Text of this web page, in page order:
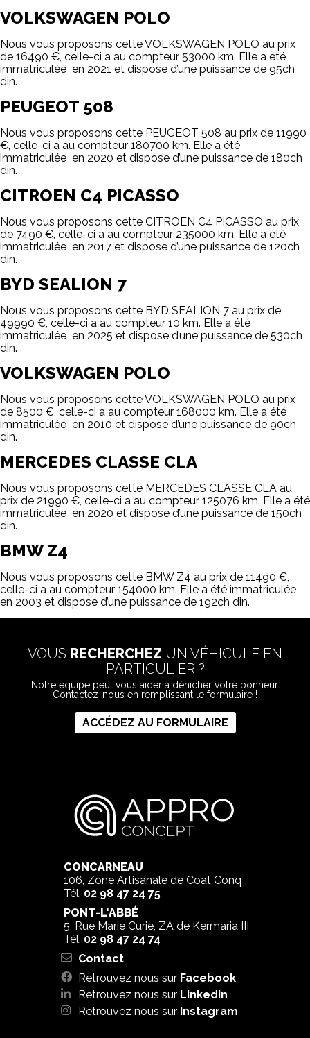
VOLKSWAGEN POLO
Nous vous proposons cette VOLKSWAGEN POLO au prix
de 16490 €, celle-ci a au compteur 53000 km. Elle a été
immatriculée en 2021 et dispose d’une puissance de 95ch
din.
PEUGEOT 508
Nous vous proposons cette PEUGEOT 508 au prix de 11990
€, celle-ci a au compteur 180700 km. Elle a été
immatriculée en 2020 et dispose d’une puissance de 180ch
din.
CITROEN C4 PICASSO
Nous vous proposons cette CITROEN C4 PICASSO au prix
de 7490 €, celle-ci a au compteur 235000 km. Elle a été
immatriculée en 2017 et dispose d’une puissance de 120ch
din.
BYD SEALION 7
Nous vous proposons cette BYD SEALION 7 au prix de
49990 €, celle-ci a au compteur 10 km. Elle a été
immatriculée en 2025 et dispose d’une puissance de 530ch
din.
VOLKSWAGEN POLO
Nous vous proposons cette VOLKSWAGEN POLO au prix
de 8500 €, celle-ci a au compteur 168000 km. Elle a été
immatriculée en 2010 et dispose d’une puissance de 90ch
din.
MERCEDES CLASSE CLA
Nous vous proposons cette MERCEDES CLASSE CLA au
prix de 21990 €, celle-ci a au compteur 125076 km. Elle a été
immatriculée en 2020 et dispose d’une puissance de 150ch
din.
BMW Z4
Nous vous proposons cette BMW Z4 au prix de 11490 €,
celle-ci a au compteur 154000 km. Elle a été immatriculée
en 2003 et dispose d’une puissance de 192ch din.
VOUS RECHERCHEZ UN VÉHICULE EN
PARTICULIER ?
Notre équipe peut vous aider à dénicher votre bonheur.
Contactez-nous en remplissant le formulaire !
ACCÉDEZ AU FORMULAIRE
CONCARNEAU
106, Zone Artisanale de Coat Conq
Tél. 02 98 47 24 75
PONT-L'ABBÉ
5, Rue Marie Curie, ZA de Kermaria III
Tél. 02 98 47 24 74
Contact
Retrouvez nous sur Facebook
Retrouvez nous sur Linkedin
Retrouvez nous sur Instagram